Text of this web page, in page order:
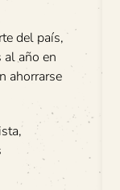
del país,
año en
ahorrarse